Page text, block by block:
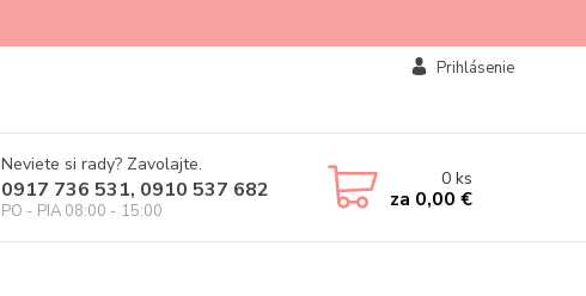
Prihlásenie
Neviete si rady? Zavolajte.
0917 736 531, 0910 537 682
PO - PIA 08:00 - 15:00
0ks
za 0,00 €